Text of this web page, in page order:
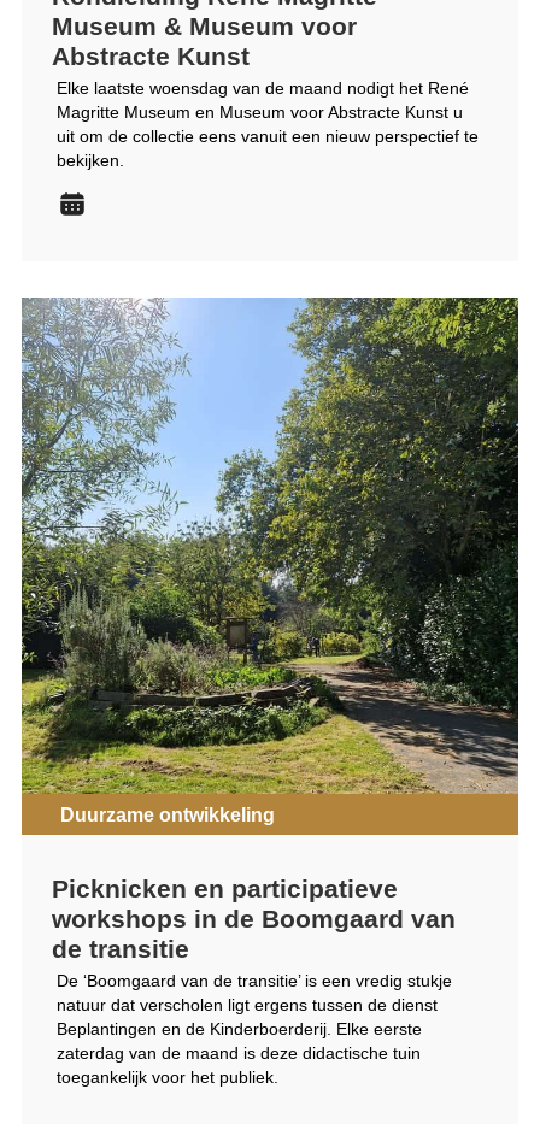
Museum & Museum voor
Abstracte Kunst
Elke laatste woensdag van de maand nodigt het René
Magritte Museum en Museum voor Abstracte Kunst u
uit om de collectie eens vanuit een nieuw perspectief te
bekijken.
Duurzame ontwikkeling
Picknicken en participatieve
workshops in de Boomgaard van
de transitie
De ‘Boomgaard van de transitie’ is een vredig stukje
natuur dat verscholen ligt ergens tussen de dienst
Beplantingen en de Kinderboerderij. Elke eerste
zaterdag van de maand is deze didactische tuin
toegankelijk voor het publiek.